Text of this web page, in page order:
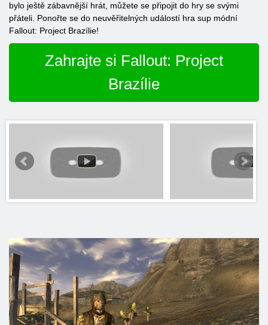
bylo ještě zábavnější hrát, můžete se připojit do hry se svými
přáteli. Ponořte se do neuvěřitelných událostí hra sup módní
Fallout: Project Brazílie!
Zahrajte si Fallout: Project
Brazílie